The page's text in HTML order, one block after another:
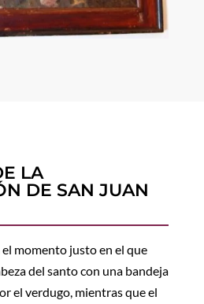
LA
DE SAN JUAN
momento justo en el que
del santo con una bandeja
el verdugo, mientras que el